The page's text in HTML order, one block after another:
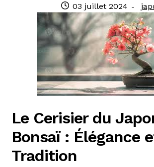
Politique de confidentialité
Publié
le
03 juillet 2024
:
Le Cerisier du
Bonsaï : Élégance
Tradition